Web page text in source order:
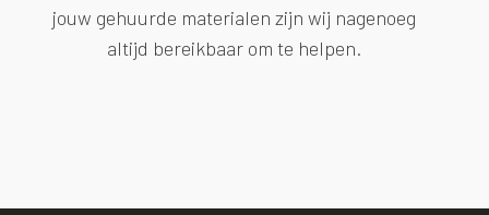
jouw gehuurde materialen zijn wij nagenoeg
altijd bereikbaar om te helpen.